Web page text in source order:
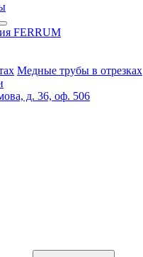
FERRUM
Медные трубы в отрезках
д. 36, оф. 506